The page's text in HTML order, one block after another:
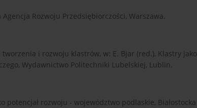
Rozwoju Przedsiębiorczości, Warszawa.
i rozwoju klastrów, w: E. Bjar (red.), Klastry jako
Wydawnictwo Politechniki Lubelskiej, Lublin.
potencjał rozwoju - województwo podlaskie, Białostocka